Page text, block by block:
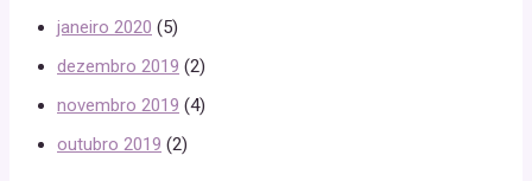
janeiro 2020 (5)
dezembro 2019 (2)
novembro 2019 (4)
outubro 2019 (2)